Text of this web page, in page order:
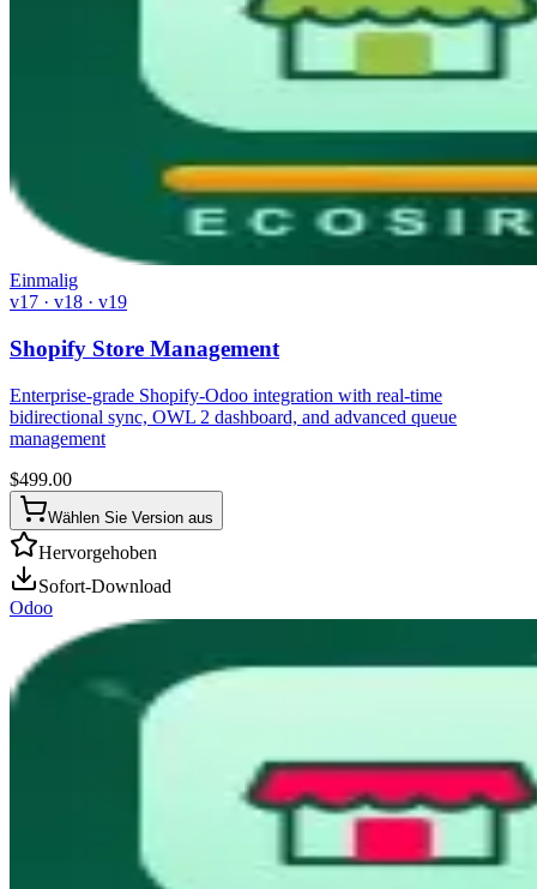
Einmalig
v17 · v18 · v19
Shopify Store Management
Enterprise-grade Shopify-Odoo integration with real-time
bidirectional sync, OWL 2 dashboard, and advanced queue
management
$499.00
Wählen Sie Version aus
Hervorgehoben
Sofort-Download
Odoo